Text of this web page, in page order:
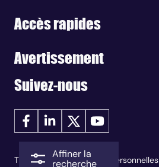
Affiner la
recherche
Accès rapides
Avertissement
Suivez-nous
Traitement des données personnelles